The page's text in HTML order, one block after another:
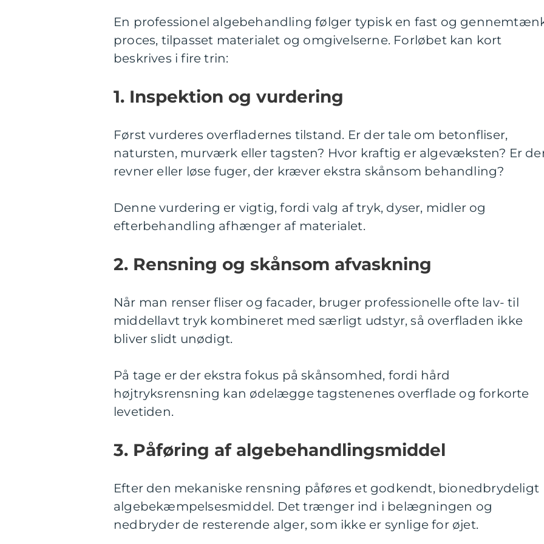
En professionel algebehandling følger typisk en fast og
proces, tilpasset materialet og omgivelserne. Forløbet kan kort
beskrives i fire trin:
1. Inspektion og vurdering
Først vurderes overfladernes tilstand. Er der tale om betonfliser,
natursten, murværk eller tagsten? Hvor kraftig er algevæksten? Er
revner eller løse fuger, der kræver ekstra skånsom behandling?
Denne vurdering er vigtig, fordi valg af tryk, dyser, midler og
efterbehandling afhænger af materialet.
2. Rensning og skånsom afvaskning
Når man renser fliser og facader, bruger professionelle ofte lav- til
middellavt tryk kombineret med særligt udstyr, så overfladen ikke
bliver slidt unødigt.
På tage er der ekstra fokus på skånsomhed, fordi hård
højtryksrensning kan ødelægge tagstenenes overflade og forkorte
levetiden.
3. Påføring af algebehandlingsmiddel
Efter den mekaniske rensning påføres et godkendt, bionedbrydeligt
algebekæmpelsesmiddel. Det trænger ind i belægningen og
nedbryder de resterende alger, som ikke er synlige for øjet.